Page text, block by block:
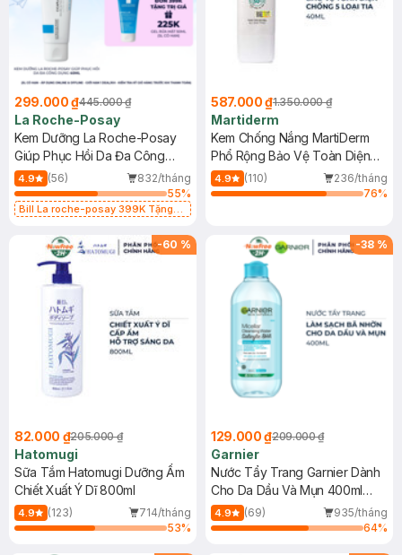
299.000 ₫445.000 ₫
La Roche-Posay
Kem Dưỡng La Roche-Posay
Giúp Phục Hồi Da Đa Công
Dụng 40ml
4.9 (56)
832/tháng
55%
Bill La roche-posay 399K Tặng
(SL có hạn)
587.000 ₫1.350.000 ₫
Martiderm
Kem Chống Nắng MartiDerm
Phổ Rộng Bảo Vệ Toàn Diện
40ml
4.9 (110)
236/tháng
76%
-60 %
82.000 ₫205.000 ₫
Hatomugi
Sữa Tắm Hatomugi Dưỡng Ẩm
Chiết Xuất Ý Dĩ 800ml
4.9 (123)
714/tháng
53%
-38 %
129.000 ₫209.000 ₫
Garnier
Nước Tẩy Trang Garnier Dành
Cho Da Dầu Và Mụn 400ml
(Mới)
4.9 (69)
935/tháng
64%